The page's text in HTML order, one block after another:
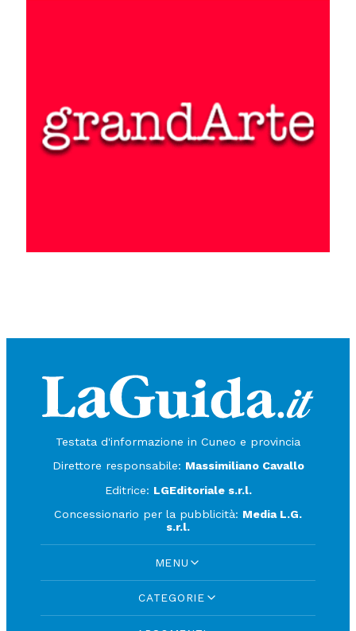
Testata d'informazione in Cuneo e provincia
Direttore responsabile: Massimiliano Cavallo
Editrice: LGEditoriale s.r.l.
Concessionario per la pubblicità: Media L.G.
s.r.l.
MENU
CATEGORIE